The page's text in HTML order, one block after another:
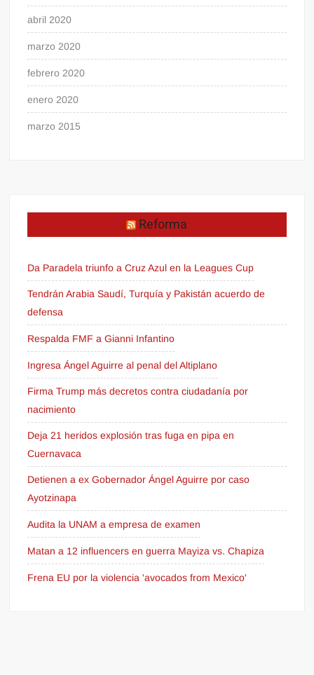
abril 2020
marzo 2020
febrero 2020
enero 2020
marzo 2015
Reforma
Da Paradela triunfo a Cruz Azul en la Leagues Cup
Tendrán Arabia Saudí, Turquía y Pakistán acuerdo de
defensa
Respalda FMF a Gianni Infantino
Ingresa Ángel Aguirre al penal del Altiplano
Firma Trump más decretos contra ciudadanía por
nacimiento
Deja 21 heridos explosión tras fuga en pipa en
Cuernavaca
Detienen a ex Gobernador Ángel Aguirre por caso
Ayotzinapa
Audita la UNAM a empresa de examen
Matan a 12 influencers en guerra Mayiza vs. Chapiza
Frena EU por la violencia 'avocados from Mexico'